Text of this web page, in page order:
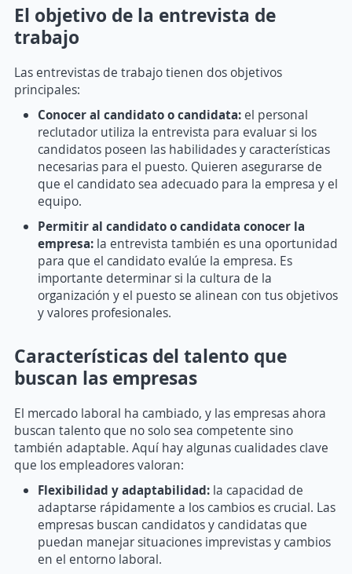
El objetivo de la entrevista de
trabajo
Las entrevistas de trabajo tienen dos objetivos
principales:
Conocer al candidato o candidata: el personal
reclutador utiliza la entrevista para evaluar si los
candidatos poseen las habilidades y características
necesarias para el puesto. Quieren asegurarse de
que el candidato sea adecuado para la empresa y el
equipo.
Permitir al candidato o candidata conocer la
empresa: la entrevista también es una oportunidad
para que el candidato evalúe la empresa. Es
importante determinar si la cultura de la
organización y el puesto se alinean con tus objetivos
y valores profesionales.
Características del talento que
buscan las empresas
El mercado laboral ha cambiado, y las empresas ahora
buscan talento que no solo sea competente sino
también adaptable. Aquí hay algunas cualidades clave
que los empleadores valoran:
Flexibilidad y adaptabilidad: la capacidad de
adaptarse rápidamente a los cambios es crucial. Las
empresas buscan candidatos y candidatas que
puedan manejar situaciones imprevistas y cambios
en el entorno laboral.